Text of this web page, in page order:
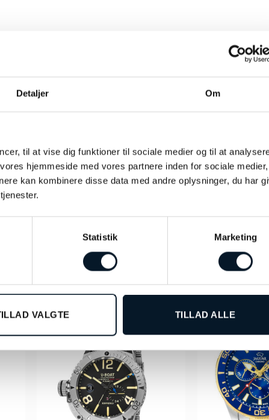
Detaljer Om
til at vise dig funktioner til sociale medier og til at
hjemmeside med vores partnere inden for sociale medier,
kan kombinere disse data med andre oplysninger, du har
Statistik Marketing
VALGTE TILLAD ALLE